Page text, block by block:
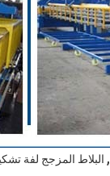
, البلاط المزجج لفة